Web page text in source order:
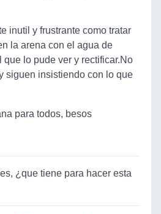
inutil y frustrante como tratar
la arena con el agua de
que lo pude ver y rectificar.No
siguen insistiendo con lo que
para todos, besos
¿que tiene para hacer esta